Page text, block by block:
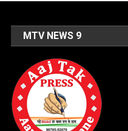
MTV NEWS 9